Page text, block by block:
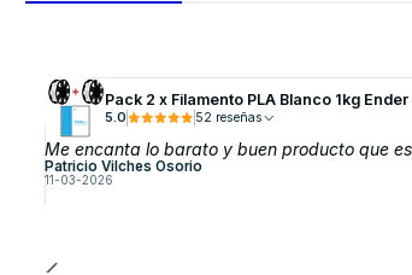
Pack 2 x Filamento PLA Blanco 1kg
5.0 52 reseñas
Me encanta lo barato y buen producto que es
Patricio Vilches Osorio
11-03-2026